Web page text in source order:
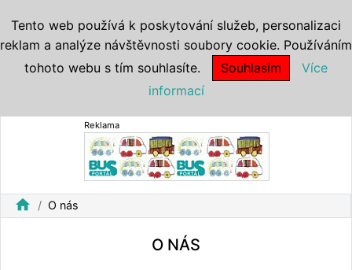
Reklama
home O nás
O NÁS
Tento web používá k poskytování služeb, personalizaci
reklam a analýze návštěvnosti soubory cookie. Používáním
tohoto webu s tím souhlasíte.
Souhlasím
Více
informací